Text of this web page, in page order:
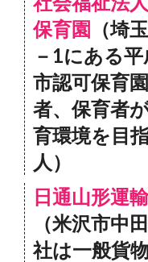
保育園 （埼
－1にある
市認可保育
者、保育者
育環境を目
人）
日通山形運
（米沢市中
社は一般貨